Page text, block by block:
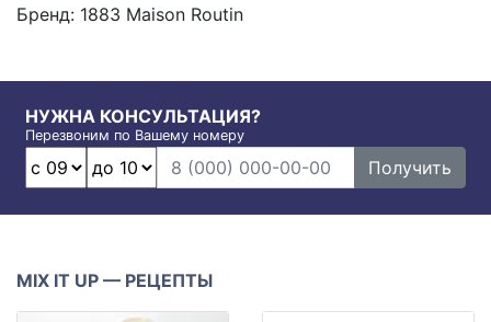
Бренд: 1883 Maison Routin
НУЖНА КОНСУЛЬТАЦИЯ?
Перезвоним по Вашему номеру
Получить
MIX IT UP — РЕЦЕПТЫ